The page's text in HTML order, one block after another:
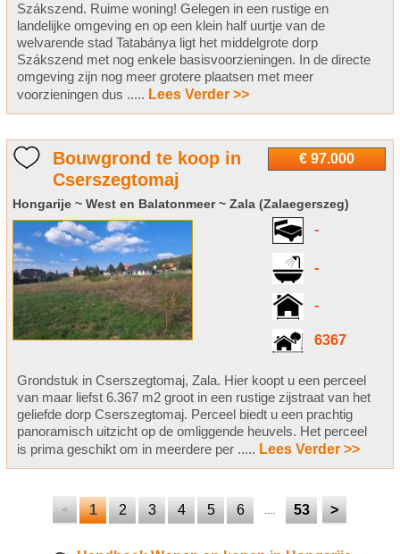
Szákszend. Ruime woning! Gelegen in een rustige en
landelijke omgeving en op een klein half uurtje van de
welvarende stad Tatabánya ligt het middelgrote dorp
Szákszend met nog enkele basisvoorzieningen. In de directe
omgeving zijn nog meer grotere plaatsen met meer
voorzieningen dus ..... Lees Verder >>
€ 97.000
Bouwgrond te koop in
Cserszegtomaj
Hongarije ~ West en Balatonmeer ~ Zala (Zalaegerszeg)
-
-
-
6367
Grondstuk in Cserszegtomaj, Zala. Hier koopt u een perceel
van maar liefst 6.367 m2 groot in een rustige zijstraat van het
geliefde dorp Cserszegtomaj. Perceel biedt u een prachtig
panoramisch uitzicht op de omliggende heuvels. Het perceel
is prima geschikt om in meerdere per ..... Lees Verder >>
< 1 2 3 4 5 6 .... 53 >